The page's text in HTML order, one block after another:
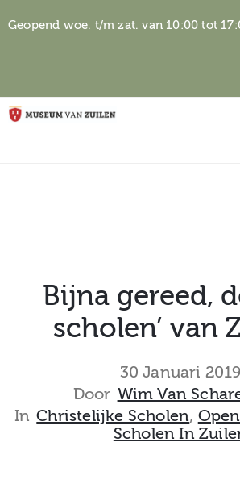
Geopend woe. t/m zat. van 10:00 tot
Home
Over het
Bijna gereed,
scholen’ van
30 Januari 2019
Door Wim Van
In Christelijke Scholen‚
Scholen In
Algemene